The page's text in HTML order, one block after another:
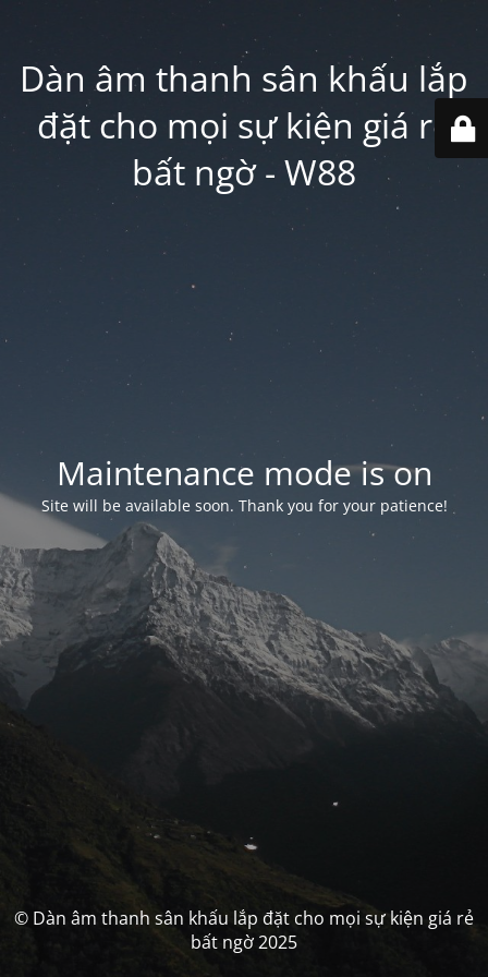
Dàn âm thanh sân khấu lắp
đặt cho mọi sự kiện giá rẻ
bất ngờ - W88
Maintenance mode is on
Site will be available soon. Thank you for your patience!
© Dàn âm thanh sân khấu lắp đặt cho mọi sự kiện giá rẻ
bất ngờ 2025